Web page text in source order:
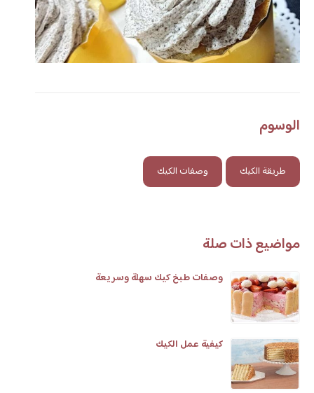
الوسوم
طريقة الكيك وصفات الكيك
مواضيع ذات صلة
وصفات طبخ كيك سهلة وسريعة
كيفية عمل الكيك